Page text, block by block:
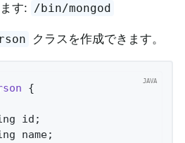
す: /bin/mongod
クラスを作成できます。
{
id;
name;